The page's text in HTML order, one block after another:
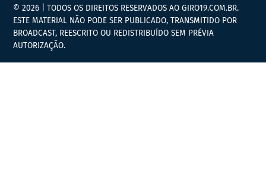
© 2026 | TODOS OS DIREITOS RESERVADOS AO GIRO19.COM.BR.
ESTE MATERIAL NÃO PODE SER PUBLICADO, TRANSMITIDO POR
BROADCAST, REESCRITO OU REDISTRIBUÍDO SEM PRÉVIA
AUTORIZAÇÃO.